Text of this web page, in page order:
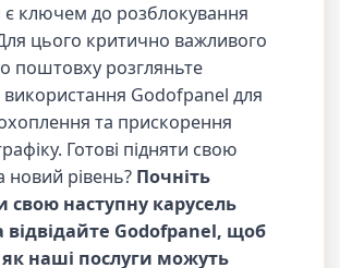
є ключем до розблокування
Для цього критично важливого
поштовху розгляньте
використання Godofpanel для
та прискорення
Готові підняти свою
новий рівень? Почніть
свою наступну карусель
відвідайте Godofpanel, щоб
як наші послуги можуть